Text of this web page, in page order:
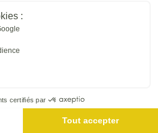
:
certifiés par
Tout accepter
Plan du site
des cookies